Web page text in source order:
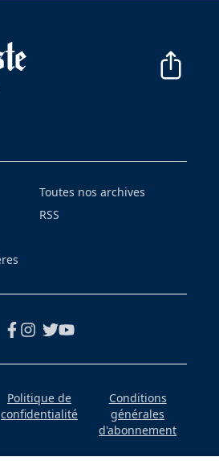
Toutes nos archives
RSS
Politique de
confidentialité
Conditions
générales
d'abonnement